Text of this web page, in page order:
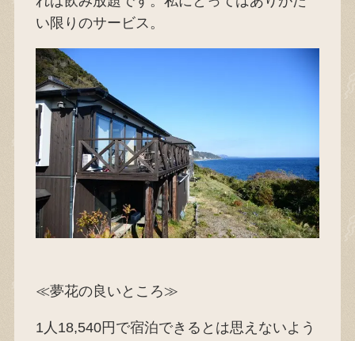
い限りのサービス。
≪夢花の良いところ≫
1人18,540円で宿泊できるとは思えないよう